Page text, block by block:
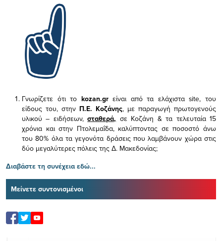
Γνωρίζετε ότι το kozan.gr είναι από τα ελάχισταsite, του
είδους του, στην Π.Ε. Κοζάνης, με παραγωγή πρωτογενούς
υλικού – ειδήσεων,σταθερά, σε Κοζάνη & τα τελευταία 15
χρόνια και στην Πτολεμαΐδα, καλύπτοντας σε ποσοστό άνω
του 80% όλα τα γεγονότα δράσεις που λαμβάνουν χώρα στις
δύο μεγαλύτερες πόλεις της Δ. Μακεδονίας;
Διαβάστε τη συνέχεια εδώ...
Μείνετε συντονισμένοι